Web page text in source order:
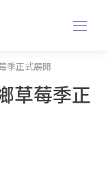
季正式展開
草莓季正